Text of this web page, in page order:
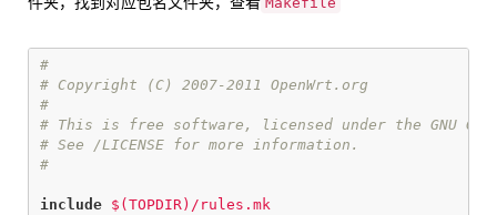
#
# Copyright (C) 2007-2011 OpenWrt.org
#
# This is free software, licensed under the GNU
# See /LICENSE for more information.
include $(TOPDIR)/rules.mk